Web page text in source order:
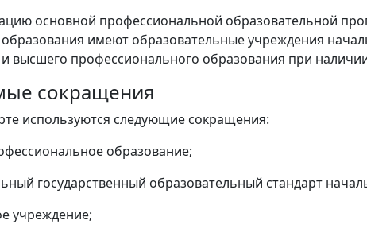
основной профессиональной образовательной
имеют образовательные учреждения
высшего профессионального образования при
сокращения
используются следующие сокращения:
образование;
государственный образовательный стандарт
учреждение;